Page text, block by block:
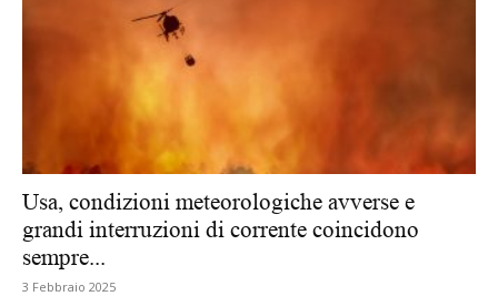
Usa, condizioni meteorologiche avverse e
grandi interruzioni di corrente coincidono
sempre...
3 Febbraio 2025